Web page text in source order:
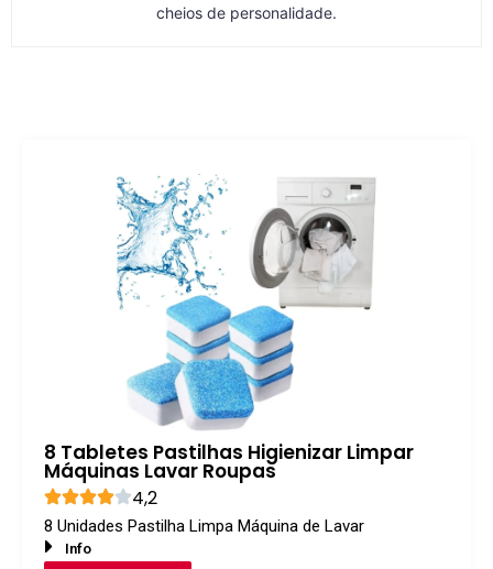
cheios de personalidade.
8 Tabletes Pastilhas Higienizar Limpar
Máquinas Lavar Roupas
4,2
8 Unidades Pastilha Limpa Máquina de Lavar
Info